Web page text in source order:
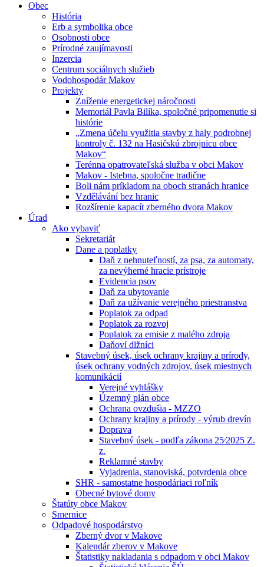
Obec
História
Erb a symbolika obce
Osobnosti obce
Prírodné zaujímavosti
Inzercia
Centrum sociálnych služieb
Vodohospodár Makov
Projekty
Zníženie energetickej náročnosti
Memoriál Pavla Bilíka, spoločné pripomenutie si
histórie
„Zmena účelu využitia stavby z haly podrobnej
kontroly č. 132 na Hasičskú zbrojnicu obce
Makov“
Terénna opatrovateľská služba v obci Makov
Makov - Istebna, spoločne tradične
Boli nám príkladom na oboch stranách hranice
Vzdělávání bez hranic
Rozšírenie kapacít zberného dvora Makov
Úrad
Ako vybaviť
Sekretariát
Dane a poplatky
Daň z nehnuteľností, za psa, za automaty,
za nevýherné hracie prístroje
Evidencia psov
Daň za ubytovanie
Daň za užívanie verejného priestranstva
Poplatok za odpad
Poplatok za rozvoj
Poplatok za emisie z malého zdroja
Daňoví dlžníci
Stavebný úsek, úsek ochrany krajiny a prírody,
úsek ochrany vodných zdrojov, úsek miestnych
komunikácií
Verejné vyhlášky
Územný plán obce
Ochrana ovzdušia - MZZO
Ochrany krajiny a prírody - výrub drevín
Doprava
Stavebný úsek - podľa zákona 25⁄2025 Z.
z.
Reklamné stavby
Vyjadrenia, stanoviská, potvrdenia obce
SHR - samostatne hospodáriaci roľník
Obecné bytové domy
Štatúty obce Makov
Smernice
Odpadové hospodárstvo
Zberný dvor v Makove
Kalendár zberov v Makove
Štatistiky nakladania s odpadom v obci Makov